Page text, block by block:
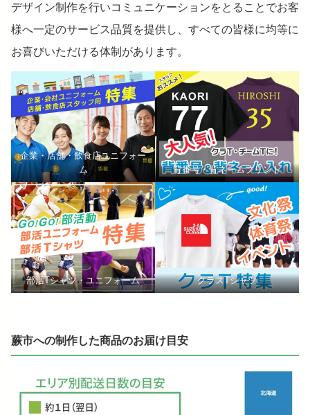
デザイン制作を行いコミュニケーションをとることでお客
様へ一定のサービス品質を提供し、すべての皆様に均等に
お喜びいただける体制があります。
企業・店舗・飲食店ユニフォー
ム
背番号・背ネームプリント
部活Tシャツ・ユニフォーム クラスTシャツ
蕨市への制作した商品のお届け目安